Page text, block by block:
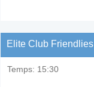
Elite Club Friendlies
Temps: 15:30